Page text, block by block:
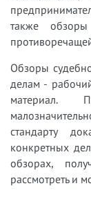
также
Обзоры
делам -
материал.
стандарту
конкретных
обзорах,
рассмотреть и